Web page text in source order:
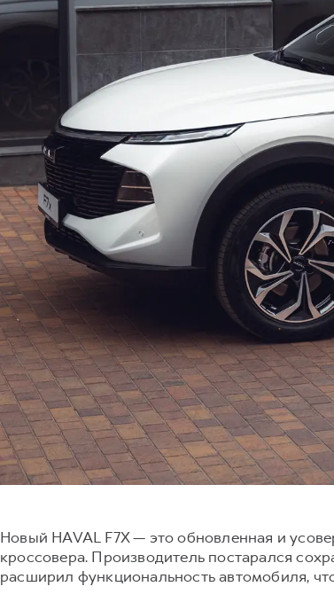
Новый HAVAL F7X — это обновленная и
кроссовера. Производитель постарался
расширил функциональность автомобиля,